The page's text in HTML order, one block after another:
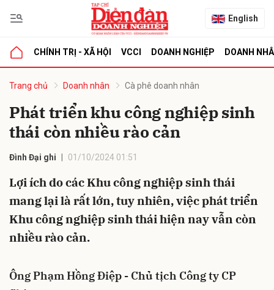
English
CHÍNH TRỊ - XÃ HỘI VCCI DOANH NGHIỆP DOANH
Trang chủ Doanh nhân Cà phê doanh nhân
Phát triển khu công nghiệp sinh
thái còn nhiều rào cản
Đình Đại ghi 01/10/2024 01:51
Lợi ích do các Khu công nghiệp sinh thái
mang lại là rất lớn, tuy nhiên, việc phát triển
Khu công nghiệp sinh thái hiện nay vẫn còn
nhiều rào cản.
Ông Phạm Hồng Điệp - Chủ tịch Công ty CP
luận
Hủy